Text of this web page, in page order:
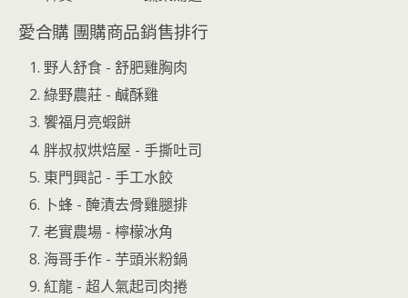
愛合購 團購商品銷售排行
野人舒食 - 舒肥雞胸肉
綠野農莊 - 鹹酥雞
饗福月亮蝦餅
胖叔叔烘焙屋 - 手撕吐司
東門興記 - 手工水餃
卜蜂 - 醃漬去骨雞腿排
老實農場 - 檸檬冰角
海哥手作 - 芋頭米粉鍋
紅龍 - 超人氣起司肉捲